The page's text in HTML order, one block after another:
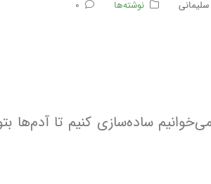
نوشته‌ها 0
می‌خوانیم ساده‌سازی کنیم تا